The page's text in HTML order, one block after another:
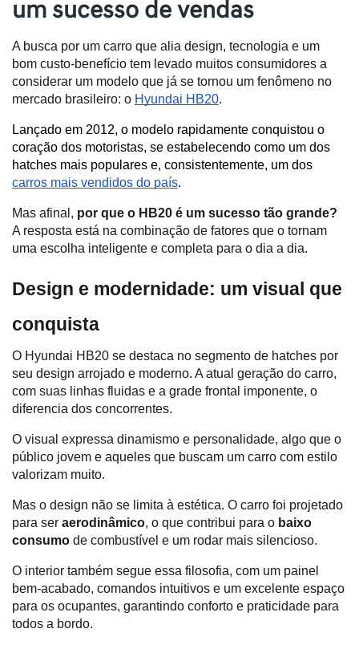
um sucesso de vendas
A busca por um carro que alia design, tecnologia e um
bom custo-benefício tem levado muitos consumidores a
considerar um modelo que já se tornou um fenômeno no
mercado brasileiro: o Hyundai HB20.
Lançado em 2012, o modelo rapidamente conquistou o
coração dos motoristas, se estabelecendo como um dos
carros mais vendidos do país.
Mas afinal, por que o HB20 é um sucesso tão grande?
A resposta está na combinação de fatores que o tornam
uma escolha inteligente e completa para o dia a dia.
Design e modernidade: um visual que
conquista
O Hyundai HB20 se destaca no segmento de hatches por
seu design arrojado e moderno. A atual geração do carro,
com suas linhas fluidas e a grade frontal imponente, o
diferencia dos concorrentes.
O visual expressa dinamismo e personalidade, algo que o
público jovem e aqueles que buscam um carro com estilo
valorizam muito.
Mas o design não se limita à estética. O carro foi projetado
para ser aerodinâmico, o que contribui para o baixo
consumo de combustível e um rodar mais silencioso.
O interior também segue essa filosofia, com um painel
bem-acabado, comandos intuitivos e um excelente espaço
para os ocupantes, garantindo conforto e praticidade para
todos a bordo.